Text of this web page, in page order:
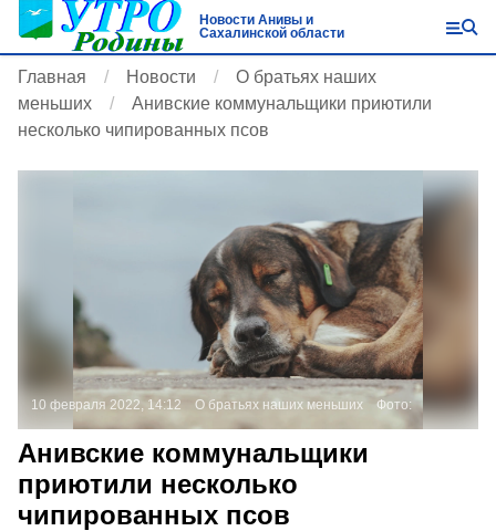
Новости Анивы и
Сахалинской области
Главная Новости
О братьях наших
меньших
Анивские коммунальщики приютили
несколько чипированных псов
10 февраля 2022, 14:12 О братьях наших меньших Фото:
Анивские коммунальщики
приютили несколько
чипированных псов